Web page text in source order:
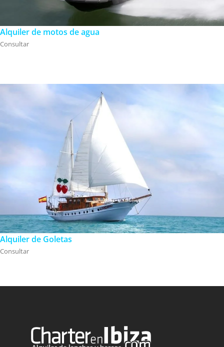
Alquiler de motos de agua
Consultar
Alquiler de Goletas
Consultar